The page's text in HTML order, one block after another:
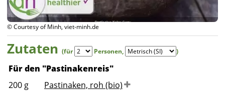
© Courtesy of Minh, viet-minh.de
Zutaten (für Personen, )
Für den "Pastinakenreis"
200 g
Pastinaken, roh (bio)